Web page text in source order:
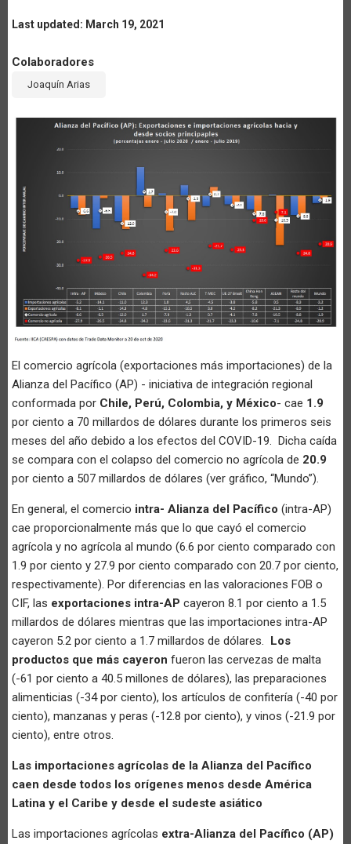
Last updated: March 19, 2021
Colaboradores
Joaquín Arias
El comercio agrícola (exportaciones más importaciones) de la
Alianza del Pacífico (AP) - iniciativa de integración regional
conformada por Chile, Perú, Colombia, y México- cae 1.9
por ciento a 70 millardos de dólares durante los primeros seis
meses del año debido a los efectos del COVID-19. Dicha caída
se compara con el colapso del comercio no agrícola de 20.9
por ciento a 507 millardos de dólares (ver gráfico, “Mundo”).
En general, el comercio intra- Alianza del Pacífico (intra-AP)
cae proporcionalmente más que lo que cayó el comercio
agrícola y no agrícola al mundo (6.6 por ciento comparado con
1.9 por ciento y 27.9 por ciento comparado con 20.7 por ciento,
respectivamente). Por diferencias en las valoraciones FOB o
CIF, las exportaciones intra-AP cayeron 8.1 por ciento a 1.5
millardos de dólares mientras que las importaciones intra-AP
cayeron 5.2 por ciento a 1.7 millardos de dólares. Los
productos que más cayeron fueron las cervezas de malta
(-61 por ciento a 40.5 millones de dólares), las preparaciones
alimenticias (-34 por ciento), los artículos de confitería (-40 por
ciento), manzanas y peras (-12.8 por ciento), y vinos (-21.9 por
ciento), entre otros.
Las importaciones agrícolas de la Alianza del Pacífico
caen desde todos los orígenes menos desde América
Latina y el Caribe y desde el sudeste asiático
Las importaciones agrícolas extra-Alianza del Pacífico (AP)